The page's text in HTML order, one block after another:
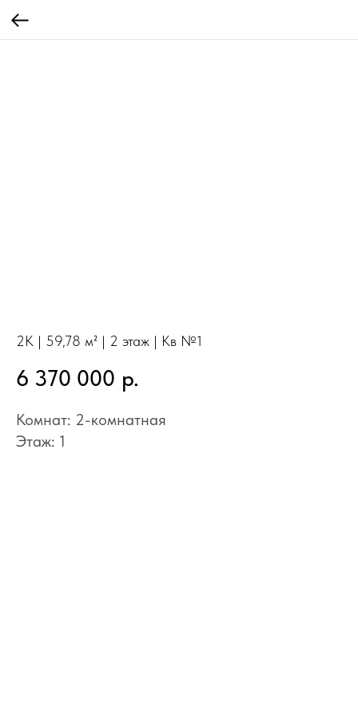
2К | 59,78 м² | 2 этаж | Кв №1
6 370 000 р.
Комнат: 2-комнатная
Этаж: 1